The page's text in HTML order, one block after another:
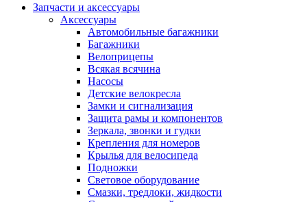
Запчасти и аксессуары
Аксессуары
Автомобильные багажники
Багажники
Велоприцепы
Всякая всячина
Насосы
Детские велокресла
Замки и сигнализация
Защита рамы и компонентов
Зеркала, звонки и гудки
Крепления для номеров
Крылья для велосипеда
Подножки
Световое оборудование
Смазки, тредлоки, жидкости